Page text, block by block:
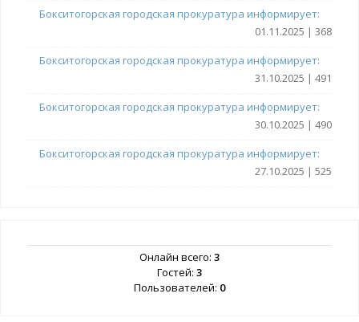
Бокситогорская городская прокуратура информирует:
01.11.2025 | 368
Бокситогорская городская прокуратура информирует:
31.10.2025 | 491
Бокситогорская городская прокуратура информирует:
30.10.2025 | 490
Бокситогорская городская прокуратура информирует:
27.10.2025 | 525
Онлайн всего: 3
Гостей: 3
Пользователей: 0